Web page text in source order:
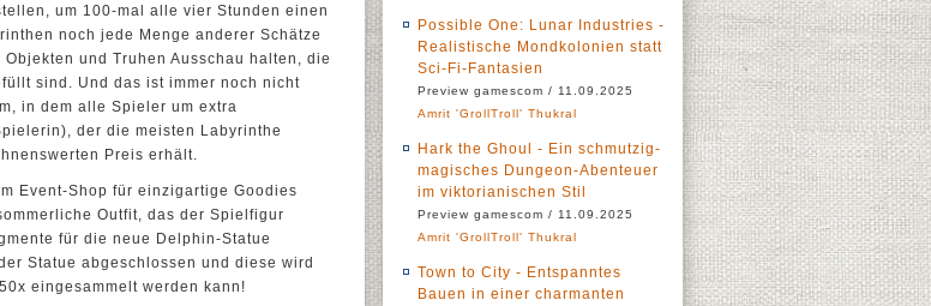
um 100-mal alle vier Stunden einen
noch jede Menge anderer Schätze
und Truhen Ausschau halten, die
sind. Und das ist immer noch nicht
in dem alle Spieler um extra
der die meisten Labyrinthe
Preis erhält.
Event-Shop für einzigartige Goodies
Outfit, das der Spielfigur
für die neue Delphin-Statue
Statue abgeschlossen und diese wird
eingesammelt werden kann!
Possible One: Lunar Industries -
Realistische Mondkolonien statt
Sci-Fi-Fantasien
Preview gamescom / 11.09.2025
Amrit 'GrollTroll' Thukral
Hark the Ghoul - Ein schmutzig-
magisches Dungeon-Abenteuer
im viktorianischen Stil
Preview gamescom / 11.09.2025
Amrit 'GrollTroll' Thukral
Town to City - Entspanntes
Bauen in einer charmanten